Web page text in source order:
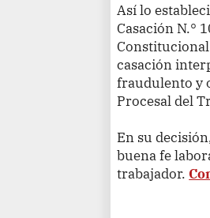
Así lo
Casación N.°
casación
fraudulento y
Procesal del
En su
buena fe
trabajador.